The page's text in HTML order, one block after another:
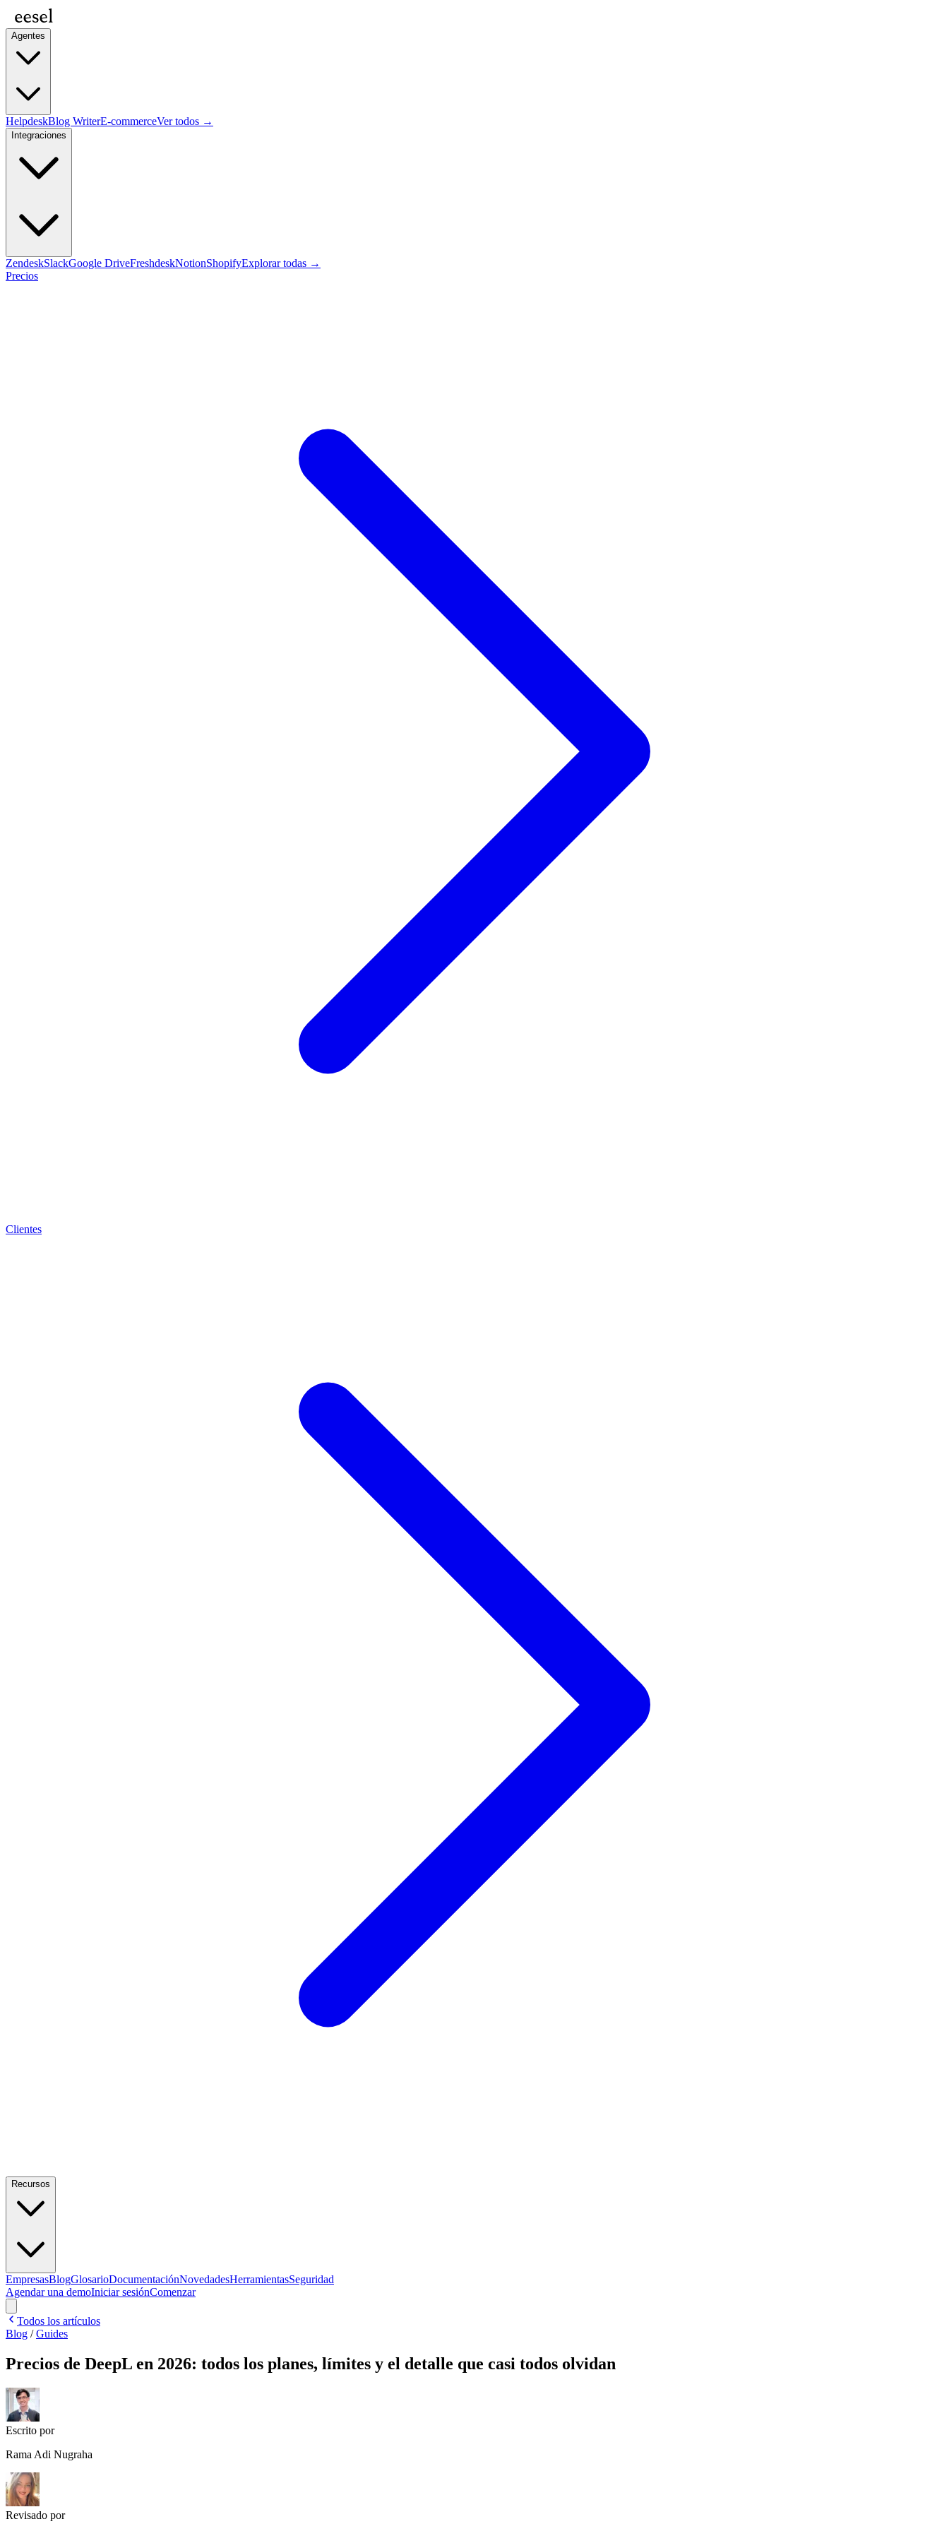
Agentes
HelpdeskBlog WriterE-commerceVer todos →
Integraciones
ZendeskSlackGoogle DriveFreshdeskNotionShopifyExplorar todas →
Precios
Clientes
Recursos
EmpresasBlogGlosarioDocumentaciónNovedadesHerramientasSeguridad
Agendar una demoIniciar sesiónComenzar
Todos los artículos
Blog /Guides
Precios de DeepL en 2026: todos los planes, límites y el detalle que casi todos olvidan
Escrito por
Rama Adi Nugraha
Revisado por